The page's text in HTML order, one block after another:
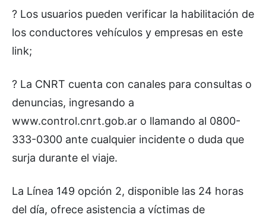
? Los usuarios pueden verificar la habilitación de
los conductores vehículos y empresas en este
link;
? La CNRT cuenta con canales para consultas o
denuncias, ingresando a
www.control.cnrt.gob.ar o llamando al 0800-
333-0300 ante cualquier incidente o duda que
surja durante el viaje.
La Línea 149 opción 2, disponible las 24 horas
del día, ofrece asistencia a víctimas de